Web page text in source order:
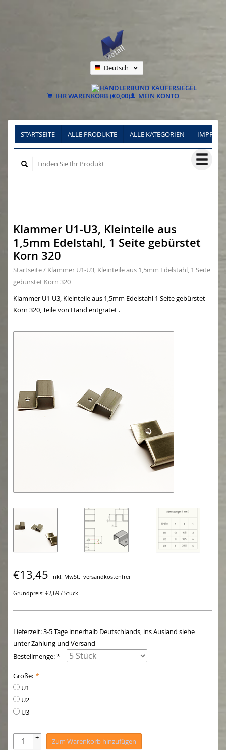
Deutsch
Français
IHR WARENKORB (€0,00) MEIN KONTO
STARTSEITE ALLE PRODUKTE ALLE KATEGORIEN
Klammer U1-U3, Kleinteile aus
1,5mm Edelstahl, 1 Seite gebürstet
Korn 320
Startseite/ Klammer U1-U3, Kleinteile aus 1,5mm Edelstahl, 1 Seite
gebürstet Korn 320
Klammer U1-U3, Kleinteile aus 1,5mm Edelstahl 1 Seite gebürstet
Korn 320, Teile von Hand entgratet .
€13,45 Inkl. MwSt. versandkostenfrei
Grundpreis: €2,69 / Stück
Lieferzeit: 3-5 Tage innerhalb Deutschlands, ins Ausland siehe
unter Zahlung und Versand
Bestellmenge: *
Größe: *
U1
U2
U3
+
- Zum Warenkorb hinzufügen